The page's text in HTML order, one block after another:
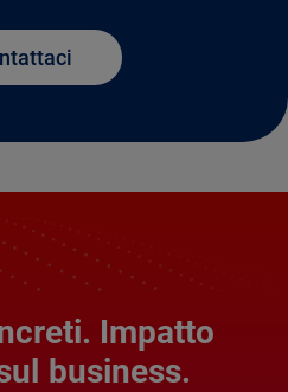
Impatto
business.